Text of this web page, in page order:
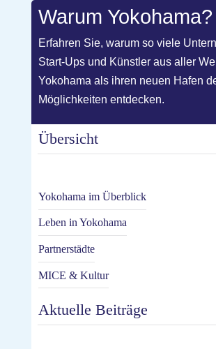
Warum Yokohama?
Erfahren Sie, warum so viele
Start-Ups und Künstler aus aller
Yokohama als ihren neuen Hafen
Möglichkeiten entdecken.
Übersicht
Yokohama im Überblick
Leben in Yokohama
Partnerstädte
MICE & Kultur
Aktuelle Beiträge